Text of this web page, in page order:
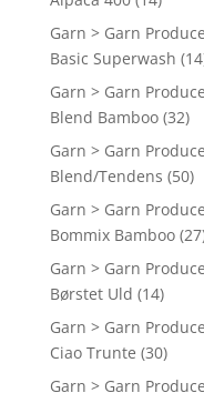
Garn > Garn
Basic Superwash
Garn > Garn
Blend Bamboo (32)
Garn > Garn
Blend/Tendens (50)
Garn > Garn
Bommix Bamboo
Garn > Garn
Børstet Uld (14)
Garn > Garn
Ciao Trunte (30)
Garn > Garn